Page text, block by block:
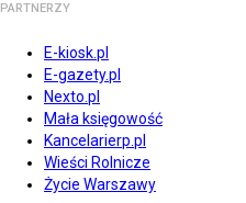
PARTNERZY
E-kiosk.pl
E-gazety.pl
Nexto.pl
Mała księgowość
Kancelarierp.pl
Wieści Rolnicze
Życie Warszawy